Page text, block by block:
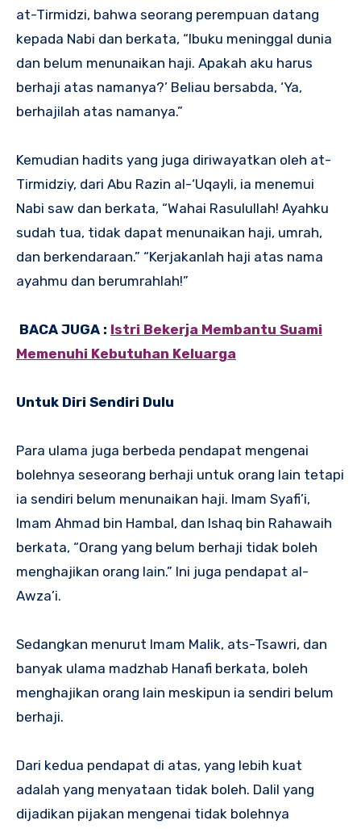
at-Tirmidzi, bahwa seorang perempuan datang
kepada Nabi dan berkata, “Ibuku meninggal dunia
dan belum menunaikan haji. Apakah aku harus
berhaji atas namanya?’ Beliau bersabda, ‘Ya,
berhajilah atas namanya.”
Kemudian hadits yang juga diriwayatkan oleh at-
Tirmidziy, dari Abu Razin al-‘Uqayli, ia menemui
Nabi saw dan berkata, “Wahai Rasulullah! Ayahku
sudah tua, tidak dapat menunaikan haji, umrah,
dan berkendaraan.” “Kerjakanlah haji atas nama
ayahmu dan berumrahlah!”
BACA JUGA : Istri Bekerja Membantu Suami
Memenuhi Kebutuhan Keluarga
Untuk Diri Sendiri Dulu
Para ulama juga berbeda pendapat mengenai
bolehnya seseorang berhaji untuk orang lain tetapi
ia sendiri belum menunaikan haji. Imam Syafi’i,
Imam Ahmad bin Hambal, dan Ishaq bin Rahawaih
berkata, “Orang yang belum berhaji tidak boleh
menghajikan orang lain.” Ini juga pendapat al-
Awza’i.
Sedangkan menurut Imam Malik, ats-Tsawri, dan
banyak ulama madzhab Hanafi berkata, boleh
menghajikan orang lain meskipun ia sendiri belum
berhaji.
Dari kedua pendapat di atas, yang lebih kuat
adalah yang menyataan tidak boleh. Dalil yang
dijadikan pijakan mengenai tidak bolehnya